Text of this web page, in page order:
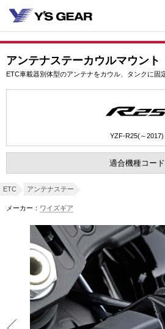
アンテナステーカウルマウント
ETC車載器別体型のアンテナをカウル、タンクに固
YZF-R25(～2017)
適合機種コード
ETC アンテナステー
メーカー： ワイズギア